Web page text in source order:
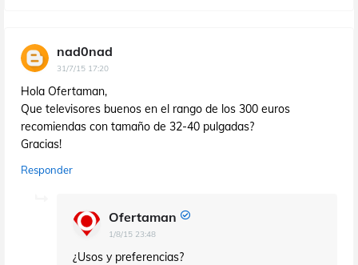
nad0nad
31/7/15 17:20
Hola Ofertaman,
Que televisores buenos en el rango de los 300 euros
recomiendas con tamaño de 32-40 pulgadas?
Gracias!
Responder
Ofertaman
1/8/15 23:48
¿Usos y preferencias?